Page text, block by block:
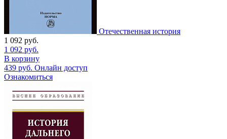
Отечественная история
1 092 руб.
1 092 руб.
В корзину
439 руб. Онлайн доступ
Ознакомиться